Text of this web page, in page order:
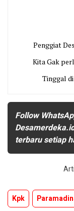
Penggiat
Kita Gak
Tinggal
Follow
terbaru setiap
Kpk